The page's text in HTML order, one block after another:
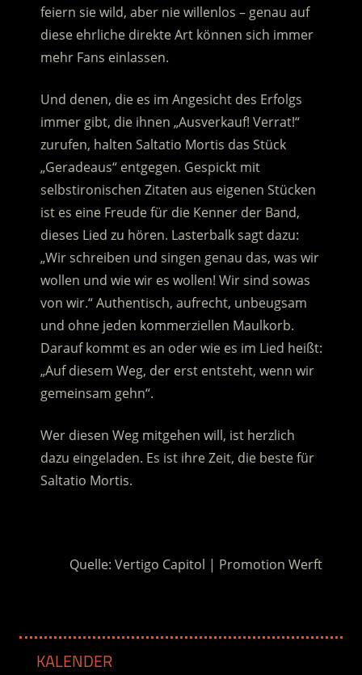
feiern sie wild, aber nie willenlos – genau auf
diese ehrliche direkte Art können sich immer
mehr Fans einlassen.
Und denen, die es im Angesicht des Erfolgs
immer gibt, die ihnen „Ausverkauf! Verrat!“
zurufen, halten Saltatio Mortis das Stück
„Geradeaus“ entgegen. Gespickt mit
selbstironischen Zitaten aus eigenen Stücken
ist es eine Freude für die Kenner der Band,
dieses Lied zu hören. Lasterbalk sagt dazu:
„Wir schreiben und singen genau das, was wir
wollen und wie wir es wollen! Wir sind sowas
von wir.“ Authentisch, aufrecht, unbeugsam
und ohne jeden kommerziellen Maulkorb.
Darauf kommt es an oder wie es im Lied heißt:
„Auf diesem Weg, der erst entsteht, wenn wir
gemeinsam gehn“.
Wer diesen Weg mitgehen will, ist herzlich
dazu eingeladen. Es ist ihre Zeit, die beste für
Saltatio Mortis.
Quelle: Vertigo Capitol | Promotion Werft
KALENDER